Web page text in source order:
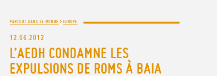
PARTOUT DANS LE MONDE >EUROPE
12.06.2012
L’AEDH CONDAMNE LES
EXPULSIONS DE ROMS À BAIA